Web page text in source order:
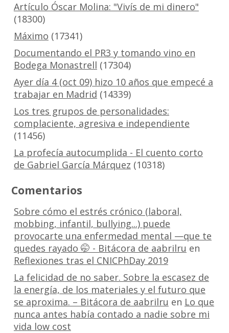
Artículo Óscar Molina: "Vivís de mi dinero"
(18300)
Máximo (17341)
Documentando el PR3 y tomando vino en
Bodega Monastrell (17304)
Ayer día 4 (oct 09) hizo 10 años que empecé a
trabajar en Madrid (14339)
Los tres grupos de personalidades:
complaciente, agresiva e independiente
(11456)
La profecía autocumplida - El cuento corto
de Gabriel García Márquez (10318)
Comentarios
Sobre cómo el estrés crónico (laboral,
mobbing, infantil, bullying...) puede
provocarte una enfermedad mental —que te
quedes rayado 🤭 - Bitácora de aabrilru en
Reflexiones tras el CNICPhDay 2019
La felicidad de no saber. Sobre la escasez de
la energía, de los materiales y el futuro que
se aproxima. – Bitácora de aabrilru en Lo que
nunca antes había contado a nadie sobre mi
vida low cost